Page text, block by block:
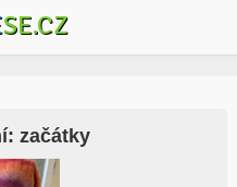
SE.CZ
začátky